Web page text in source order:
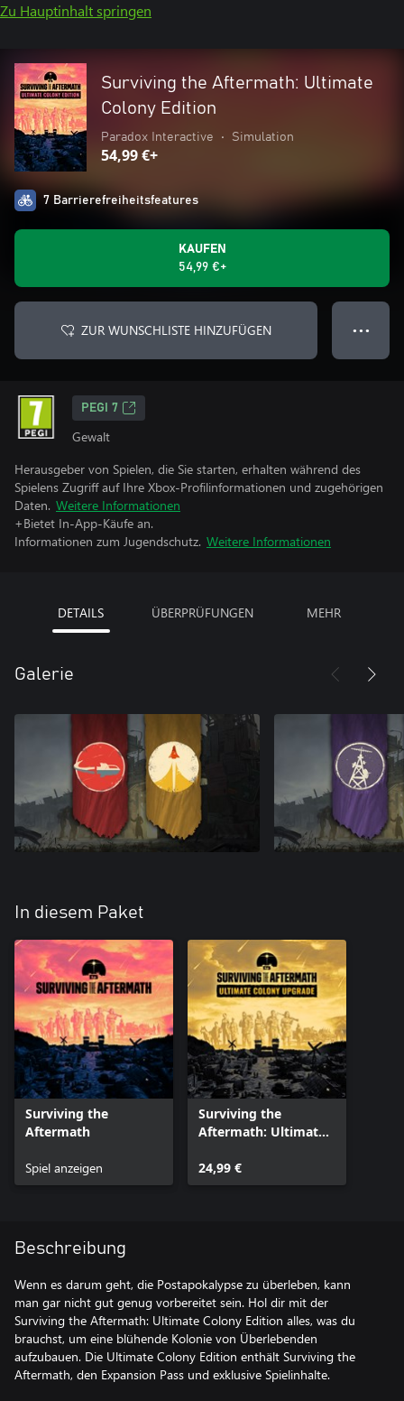
Zu Hauptinhalt springen
Surviving the Aftermath: Ultimate
Colony Edition
Paradox Interactive • Simulation
54,99 €+
7 Barrierefreiheitsfeatures
KAUFEN
54,99 €+
ZUR WUNSCHLISTE HINZUFÜGEN ● ● ●
PEGI 7
Gewalt
Herausgeber von Spielen, die Sie starten, erhalten während des
Spielens Zugriff auf Ihre Xbox-Profilinformationen und zugehörigen
Daten. Weitere Informationen
+Bietet In-App-Käufe an.
Informationen zum Jugendschutz. Weitere Informationen
DETAILS ÜBERPRÜFUNGEN MEHR
Galerie
In diesem Paket
Surviving the
Aftermath
Spiel anzeigen
Surviving the
Aftermath: Ultimate
24,99 €
Beschreibung
Wenn es darum geht, die Postapokalypse zu überleben, kann
man gar nicht gut genug vorbereitet sein. Hol dir mit der
Surviving the Aftermath: Ultimate Colony Edition alles, was du
brauchst, um eine blühende Kolonie von Überlebenden
aufzubauen. Die Ultimate Colony Edition enthält Surviving the
Aftermath, den Expansion Pass und exklusive Spielinhalte.